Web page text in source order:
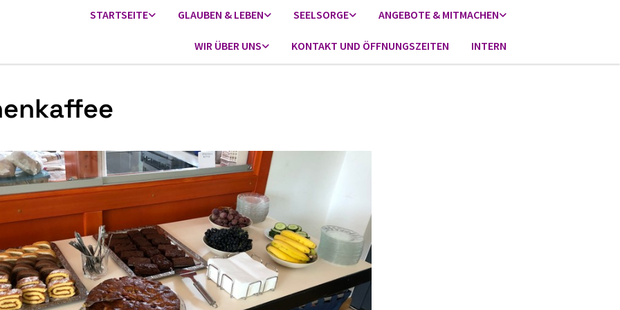
STARTSEITE GLAUBEN & LEBEN SEELSORGE ANGEBOTE & MITMACHEN
WIR ÜBER UNS KONTAKT UND ÖFFNUNGSZEITEN INTERN